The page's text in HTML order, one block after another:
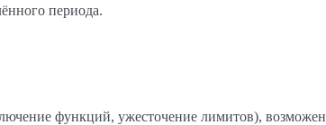
периода.
функций, ужесточение лимитов), возможен